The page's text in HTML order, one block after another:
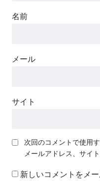
名前
メール
サイト
次回のコメントで使用
メールアドレス、サイト
新しいコメントをメ